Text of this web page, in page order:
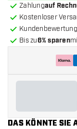
Zahlungauf
Kostenloser
Kundenbewertung
Bis zu6% sparen
DAS KÖNNTE SIE